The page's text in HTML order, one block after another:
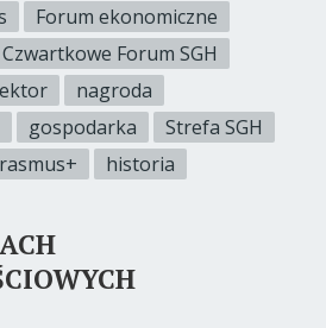
Forum ekonomiczne
Czwartkowe Forum SGH
nagroda
gospodarka
Strefa SGH
historia